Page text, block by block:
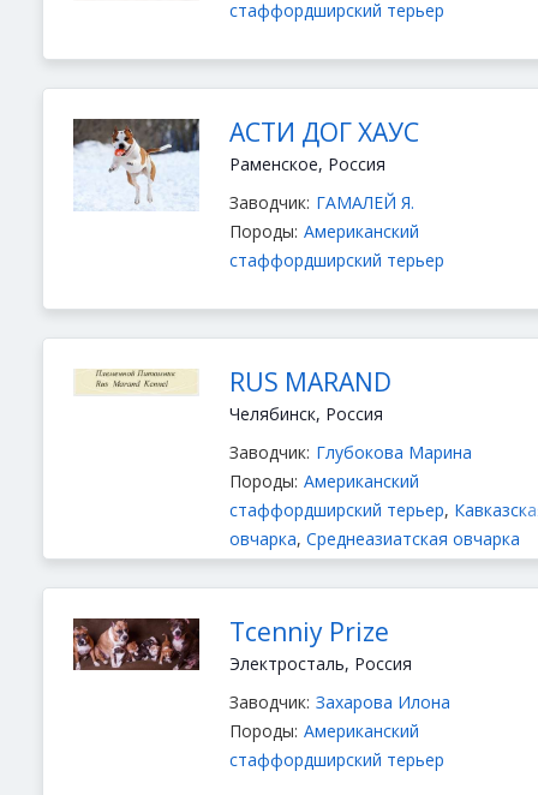
стаффордширский терьер
АСТИ ДОГ ХАУС
Раменское, Россия
Заводчик: ГАМАЛЕЙ Я.
Породы: Американский
стаффордширский терьер
RUS MARAND
Челябинск, Россия
Заводчик: Глубокова Марина
Породы: Американский
стаффордширский терьер,
овчарка, Среднеазиатская овчарка
Tcenniy Prize
Электросталь, Россия
Заводчик: Захарова Илона
Породы: Американский
стаффордширский терьер